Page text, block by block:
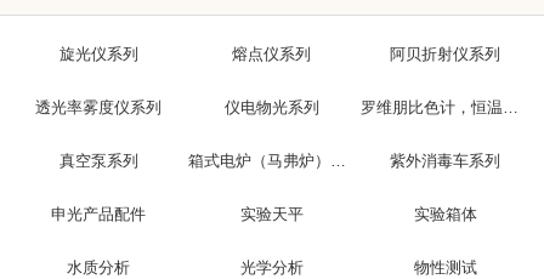
旋光仪系列 熔点仪系列 阿贝折射仪系列
透光率雾度仪系列 仪电物光系列 罗维朋比色计，恒温槽，光泽度仪
真空泵系列 箱式电炉（马弗炉）系列 紫外消毒车系列
申光产品配件 实验天平 实验箱体
水质分析 光学分析 物性测试